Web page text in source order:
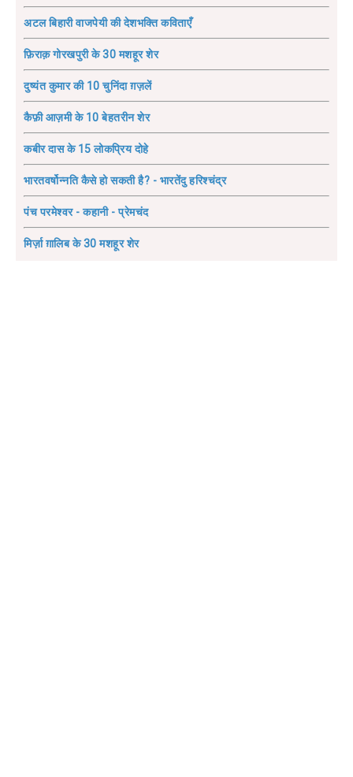
अटल बिहारी वाजपेयी की देशभक्ति कविताएँ
फ़िराक़ गोरखपुरी के 30 मशहूर शेर
दुष्यंत कुमार की 10 चुनिंदा ग़ज़लें
कैफ़ी आज़मी के 10 बेहतरीन शेर
कबीर दास के 15 लोकप्रिय दोहे
भारतवर्षोन्नति कैसे हो सकती है? - भारतेंदु हरिश्चंद्र
पंच परमेश्वर - कहानी - प्रेमचंद
मिर्ज़ा ग़ालिब के 30 मशहूर शेर